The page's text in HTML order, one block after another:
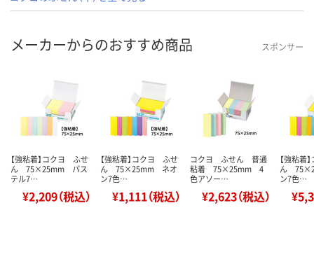
メーカーからのおすすめ商品 スポンサー
【強粘着】コクヨ ふせ
ん 75×25mm パス
テル7…
¥2,209（税込）
【強粘着】コクヨ ふせ
ん 75×25mm ネオ
ン7色…
¥1,111（税込）
コクヨ ふせん 普通
粘着 75×25mm 4
色アソー…
¥2,623（税込）
【強粘着
ん
ン7色…